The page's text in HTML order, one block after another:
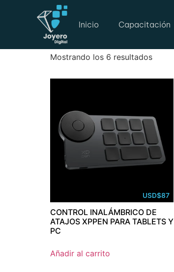
Inicio Capacitación
Inicio
tecnologia
Mostrando los 6 resultados
USD$87
CONTROL INALÁMBRICO DE
ATAJOS XPPEN PARA TABLETS Y
PC
Añadir al carrito